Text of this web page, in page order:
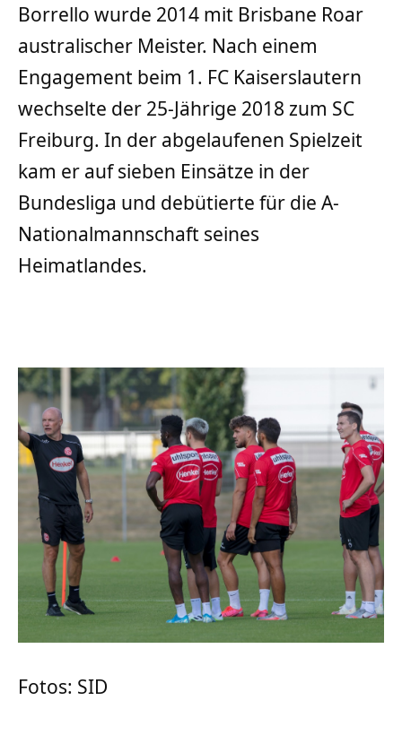
Borrello wurde 2014 mit Brisbane Roar
australischer Meister. Nach einem
Engagement beim 1. FC Kaiserslautern
wechselte der 25-Jährige 2018 zum SC
Freiburg. In der abgelaufenen Spielzeit
kam er auf sieben Einsätze in der
Bundesliga und debütierte für die A-
Nationalmannschaft seines
Heimatlandes.
Fotos: SID